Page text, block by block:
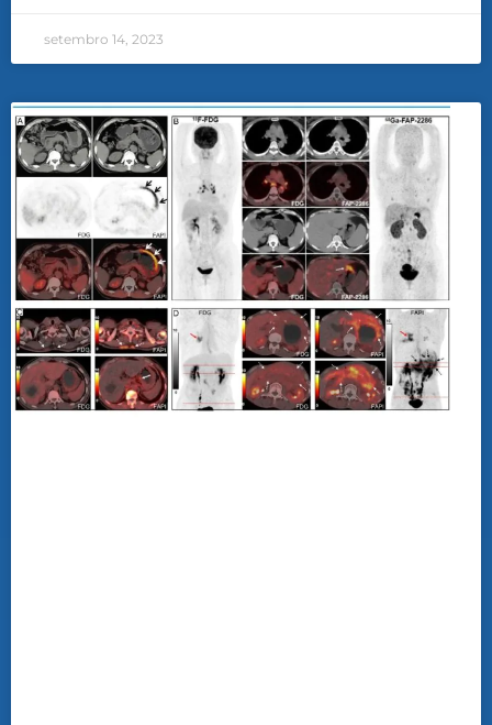
setembro 14, 2023